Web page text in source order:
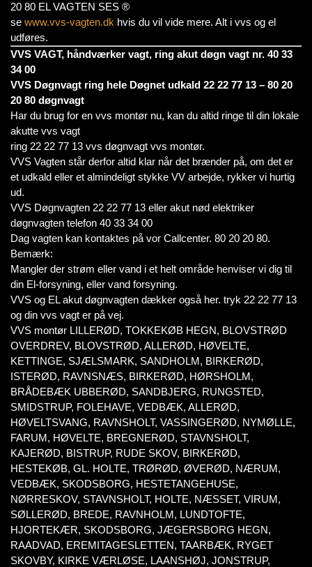
20 80 EL VAGTEN SES ®
se www.vvs-vagten.dk hvis du vil vide mere. Alt i vvs og el
udføres.
VVS VAGT, håndværker vagt, ring akut døgn vagt nr. 40 33
34 00
VVS Døgnvagt ring hele Døgnet udkald 22 22 77 13 – 80 20
20 80 døgnvagt
Har du brug for en vvs montør nu, kan du altid ringe til din lokale
akutte vvs vagt
ring 22 22 77 13 vvs døgnvagt vvs montør.
VVS Vagten står derfor altid klar når det brænder på, om det er
et udkald eller et almindeligt stykke VV arbejde, rykker vi hurtig
ud.
VVS Døgnvagten 22 22 77 13 eller akut nød elektriker
døgnvagten telefon 40 33 34 00
Dag vagten kan kontaktes på vor Callcenter. 80 20 20 80.
Bemærk:
Mangler der strøm eller vand i et helt område henviser vi dig til
din El-forsyning, eller vand forsyning.
VVS og EL akut døgnvagten dækker også her. tryk 22 22 77 13
og din vvs vagt er på vej.
VVS montør LILLERØD, TOKKEKØB HEGN, BLOVSTRØD
OVERDREV, BLOVSTRØD, ALLERØD, HØVELTE,
KETTINGE, SJÆLSMARK, SANDHOLM, BIRKERØD,
ISTERØD, RAVNSNÆS, BIRKERØD, HØRSHOLM,
BRÅDEBÆK UBBERØD, SANDBJERG, RUNGSTED,
SMIDSTRUP, FOLEHAVE, VEDBÆK, ALLERØD,
HØVELTSVANG, RAVNSHOLT, VASSINGERØD, NYMØLLE,
FARUM, HØVELTE, BREGNERØD, STAVNSHOLT,
KAJERØD, BISTRUP, RUDE SKOV, BIRKERØD,
HESTEKØB, GL. HOLTE, TRØRØD, ØVERØD, NÆRUM,
VEDBÆK, SKODSBORG, HESTETANGEHUSE,
NØRRESKOV, STAVNSHOLT, HOLTE, NÆSSET, VIRUM,
SØLLERØD, BREDE, RAVNHOLM, LUNDTOFTE,
HJORTEKÆR, SKODSBORG, JÆGERSBORG HEGN,
RAADVAD, EREMITAGESLETTEN, TAARBÆK, RYGET
SKOVBY, KIRKE VÆRLØSE, LAANSHØJ, JONSTRUP,